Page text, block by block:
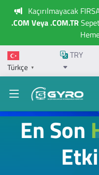
Kaçırılmayacak
.COM Veya .COM.TR
Türkçe ▼
TRY
En Son